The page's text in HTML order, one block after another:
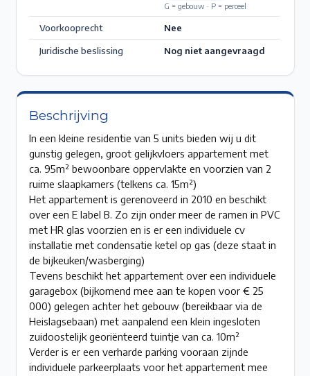
G = gebouw · P = perceel
Voorkooprecht
Nee
Juridische beslissing
Nog niet aangevraagd
Beschrijving
In een kleine residentie van 5 units bieden wij u dit
gunstig gelegen, groot gelijkvloers appartement met
ca. 95m² bewoonbare oppervlakte en voorzien van 2
ruime slaapkamers (telkens ca. 15m²)
Het appartement is gerenoveerd in 2010 en beschikt
over een E label B. Zo zijn onder meer de ramen in PVC
met HR glas voorzien en is er een individuele cv
installatie met condensatie ketel op gas (deze staat in
de bijkeuken/wasberging)
Tevens beschikt het appartement over een individuele
garagebox (bijkomend mee aan te kopen voor € 25
000) gelegen achter het gebouw (bereikbaar via de
Heislagsebaan) met aanpalend een klein ingesloten
zuidoostelijk georiënteerd tuintje van ca. 10m²
Verder is er een verharde parking vooraan zijnde
individuele parkeerplaats voor het appartement mee